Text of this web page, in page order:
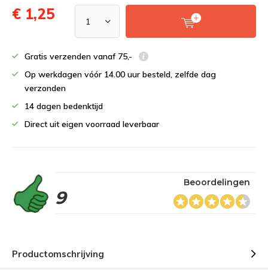
€ 1,25
Gratis verzenden vanaf 75,-
Op werkdagen vóór 14.00 uur besteld, zelfde dag
verzonden
14 dagen bedenktijd
Direct uit eigen voorraad leverbaar
9
Beoordelingen
Productomschrijving